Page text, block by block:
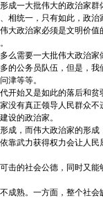
一大批伟大的政治家群
相统一，只有如此，政
大政治家必须是文明价
需要一大批伟大政治家
公务员队伍，但是，我
津等等。
始又是如此的落后和贫
没有真正领导人民群众
设的政治家。
，而伟大政治家的形成
靠武力获得权力会让人
的社会公德，同时又能
熟。一方面，整个社会